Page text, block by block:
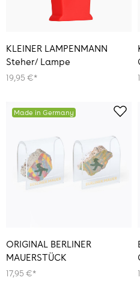
KLEINER LAMPENMANN
Steher/ Lampe
19,95 €*
Made in Germany
ORIGINAL BERLINER
MAUERSTÜCK
17,95 €*